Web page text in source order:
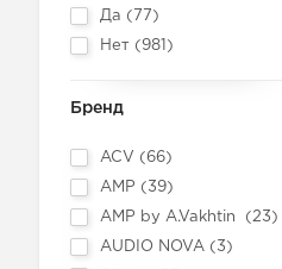
Да ( 77)
Нет ( 981 )
Бренд
ACV (66)
AMP ( 39)
AMP by A.Vakhtin ( 23)
AUDIO NOVA ( 3)